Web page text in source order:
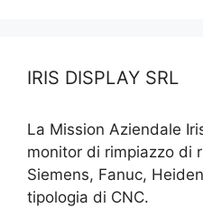
IRIS DISPLAY SRL
La Mission Aziendale
monitor di rimpiazzo di
Siemens, Fanuc,
tipologia di CNC.